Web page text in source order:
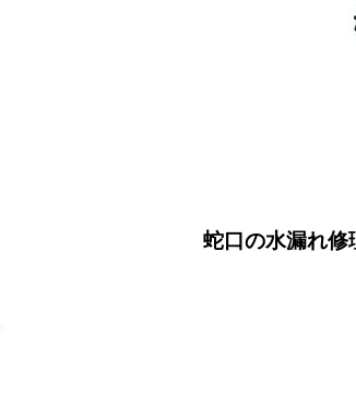
蛇口の水漏れ修